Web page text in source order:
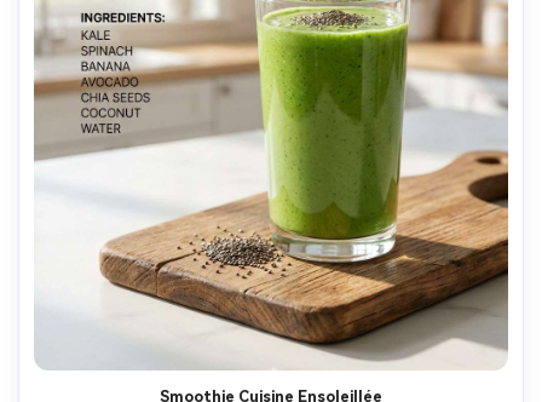
Smoothie Cuisine Ensoleillée